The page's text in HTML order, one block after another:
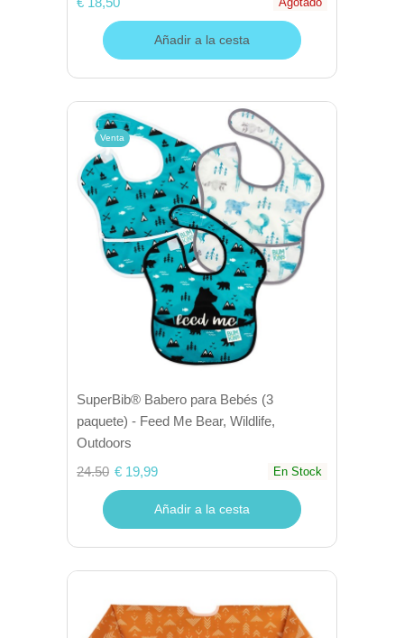
Añadir a la cesta
Venta
SuperBib® Babero para Bebés (3
paquete) - Feed Me Bear, Wildlife,
Outdoors
24.50 € 19,99 En Stock
Añadir a la cesta